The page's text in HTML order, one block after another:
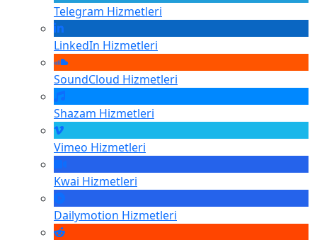
Telegram Hizmetleri
LinkedIn Hizmetleri
SoundCloud Hizmetleri
Shazam Hizmetleri
Vimeo Hizmetleri
Kwai Hizmetleri
Dailymotion Hizmetleri